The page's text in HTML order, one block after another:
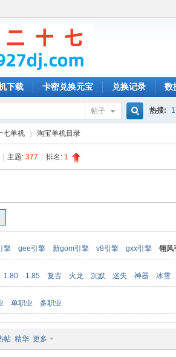
下载 卡密兑换元宝 兑换记录 数
帖子 热搜:
七单机 淘宝单机目录
主题: 377 排名: 1
擎 gee引擎 新gom引擎 v8引擎 gxx引擎 翎风
1.80 1.85 复古 火龙 沉默 迷失 神器 冰雪
单职业 多职业
帖 精华 更多